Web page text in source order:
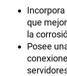
que
la
Posee